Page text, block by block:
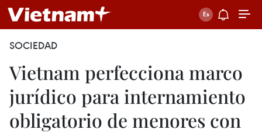
SOCIEDAD
Vietnam perfecciona marco
jurídico para internamiento
obligatorio de menores con